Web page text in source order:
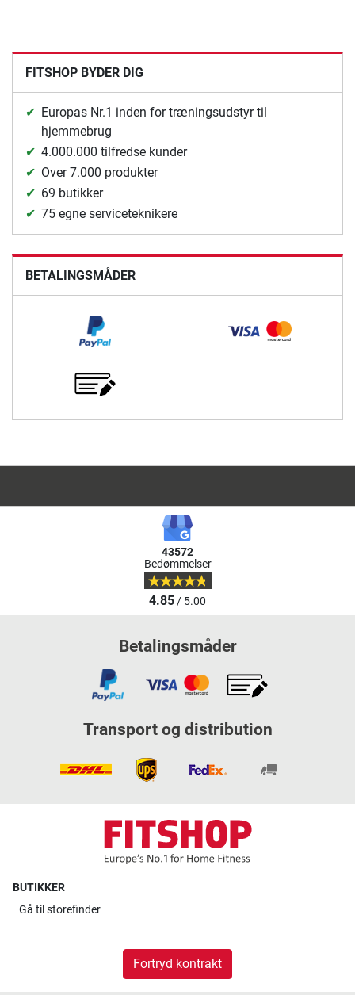
FITSHOP BYDER DIG
Europas Nr.1 inden for træningsudstyr til
hjemmebrug
4.000.000 tilfredse kunder
Over 7.000 produkter
69 butikker
75 egne serviceteknikere
BETALINGSMÅDER
43572
Bedømmelser
4.85/ 5.00
Betalingsmåder
Transport og distribution
BUTIKKER
Gå til storefinder
Fortryd kontrakt